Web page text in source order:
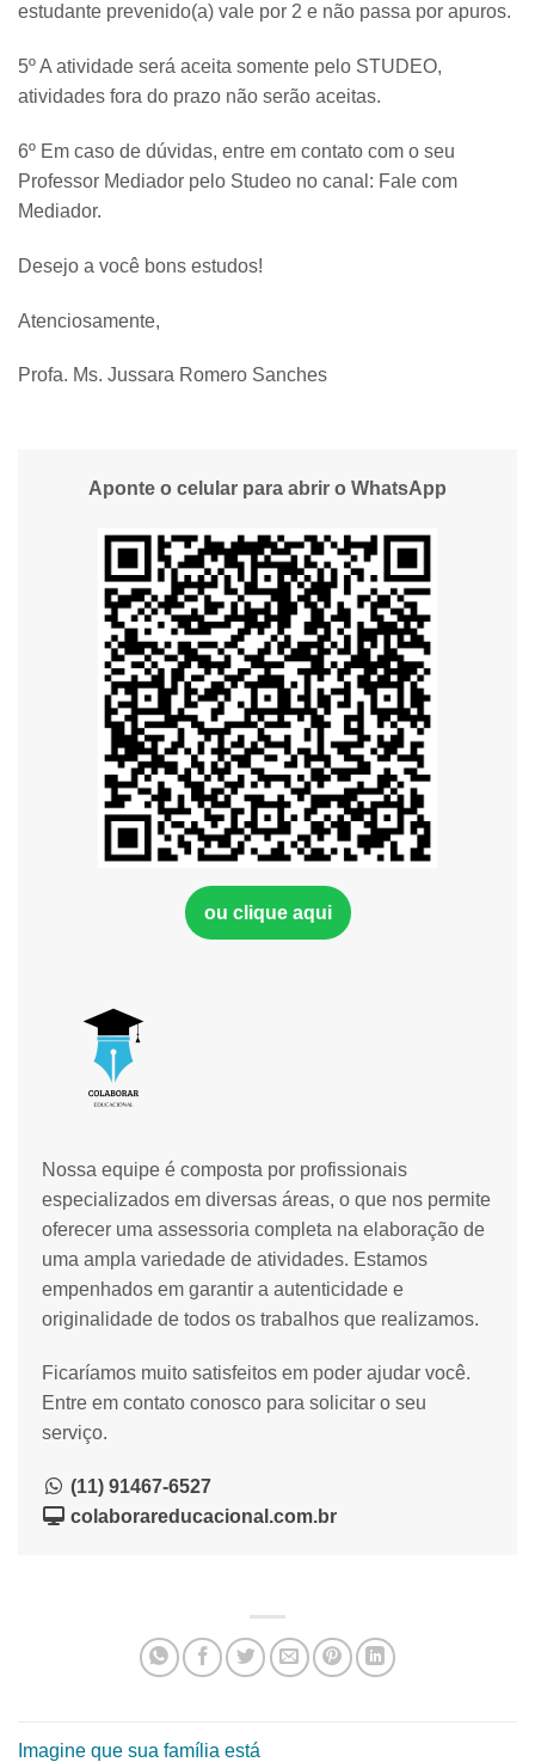
estudante prevenido(a) vale por 2 e não passa por apuros.
5º A atividade será aceita somente pelo STUDEO,
atividades fora do prazo não serão aceitas.
6º Em caso de dúvidas, entre em contato com o seu
Professor Mediador pelo Studeo no canal: Fale com
Mediador.
Desejo a você bons estudos!
Atenciosamente,
Profa. Ms. Jussara Romero Sanches
Nossa equipe é composta por profissionais
especializados em diversas áreas, o que nos permite
oferecer uma assessoria completa na elaboração de
uma ampla variedade de atividades. Estamos
empenhados em garantir a autenticidade e
originalidade de todos os trabalhos que realizamos.
Ficaríamos muito satisfeitos em poder ajudar você.
Entre em contato conosco para solicitar o seu
serviço.
(11) 91467-6527
colaborareducacional.com.br
Aponte o celular para abrir o WhatsApp
ou clique aqui
Imagine que sua família está